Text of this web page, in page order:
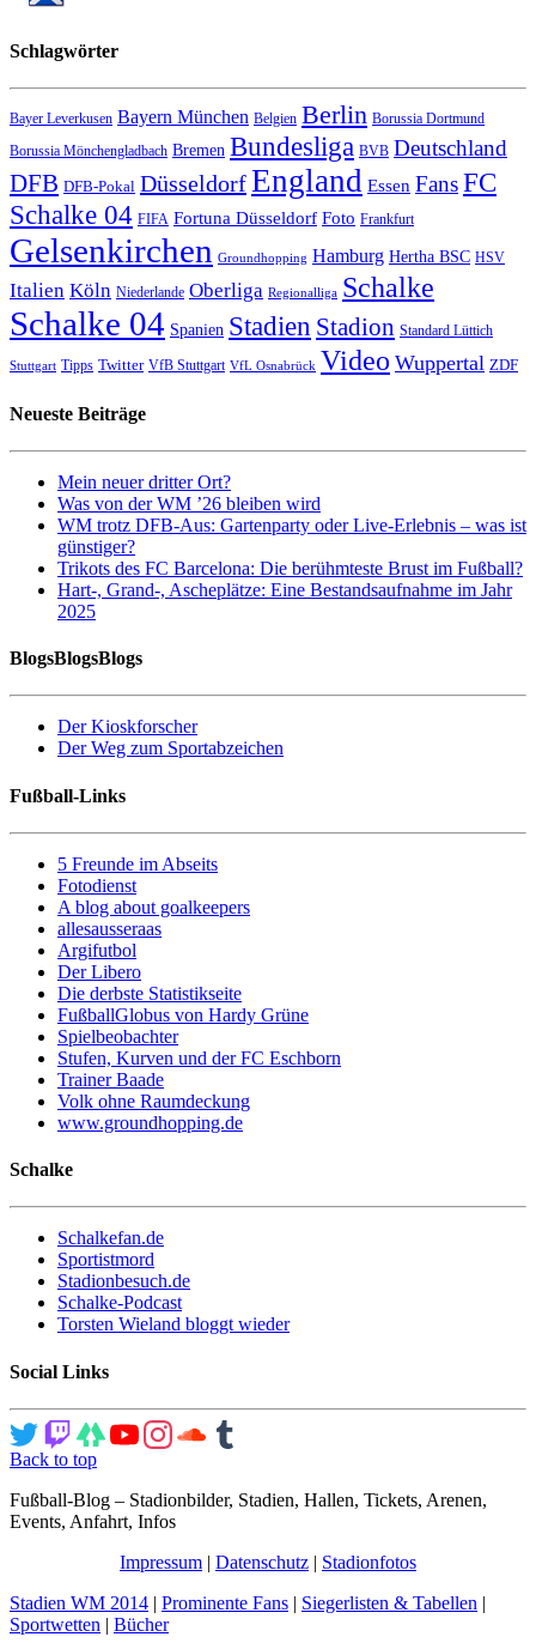
Schlagwörter
Bayer Leverkusen Bayern München Belgien Berlin Borussia Dortmund
Borussia Mönchengladbach Bremen Bundesliga BVB Deutschland
DFB DFB-Pokal DüsseldorfEngland Essen FansFC
Schalke 04 FIFA Fortuna Düsseldorf Foto Frankfurt
Gelsenkirchen Groundhopping Hamburg Hertha BSC HSV
Italien Köln Niederlande Oberliga Regionalliga Schalke
Schalke 04 Spanien Stadien Stadion Standard Lüttich
Stuttgart Tipps Twitter VfB Stuttgart VfL Osnabrück Video Wuppertal ZDF
Neueste Beiträge
Mein neuer dritter Ort?
Was von der WM ’26 bleiben wird
WM trotz DFB-Aus: Gartenparty oder Live-Erlebnis – was ist
günstiger?
Trikots des FC Barcelona: Die berühmteste Brust im Fußball?
Hart-, Grand-, Ascheplätze: Eine Bestandsaufnahme im Jahr
2025
BlogsBlogsBlogs
Der Kioskforscher
Der Weg zum Sportabzeichen
Fußball-Links
5 Freunde im Abseits
Fotodienst
A blog about goalkeepers
allesausseraas
Argifutbol
Der Libero
Die derbste Statistikseite
FußballGlobus von Hardy Grüne
Spielbeobachter
Stufen, Kurven und der FC Eschborn
Trainer Baade
Volk ohne Raumdeckung
www.groundhopping.de
Schalke
Schalkefan.de
Sportistmord
Stadionbesuch.de
Schalke-Podcast
Torsten Wieland bloggt wieder
Social Links
Back to top
Fußball-Blog – Stadionbilder, Stadien, Hallen, Tickets, Arenen,
Events, Anfahrt, Infos
Impressum | Datenschutz | Stadionfotos
Stadien WM 2014 | Prominente Fans | Siegerlisten & Tabellen |
Sportwetten | Bücher